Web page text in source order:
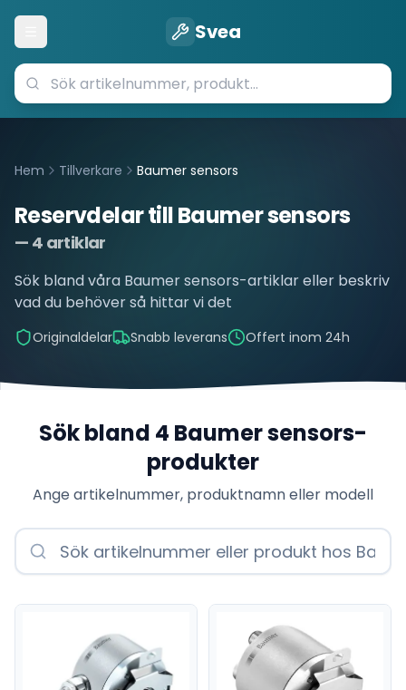
Öppna meny Svea
Hem Tillverkare Baumer sensors
Reservdelar tillBaumer sensors
— 4 artiklar
Sök bland våra Baumer sensors-artiklar eller beskriv
vad du behöver så hittar vi det
Originaldelar Snabb leverans Offert inom 24h
Sök bland 4 Baumer sensors-
produkter
Ange artikelnummer, produktnamn eller modell